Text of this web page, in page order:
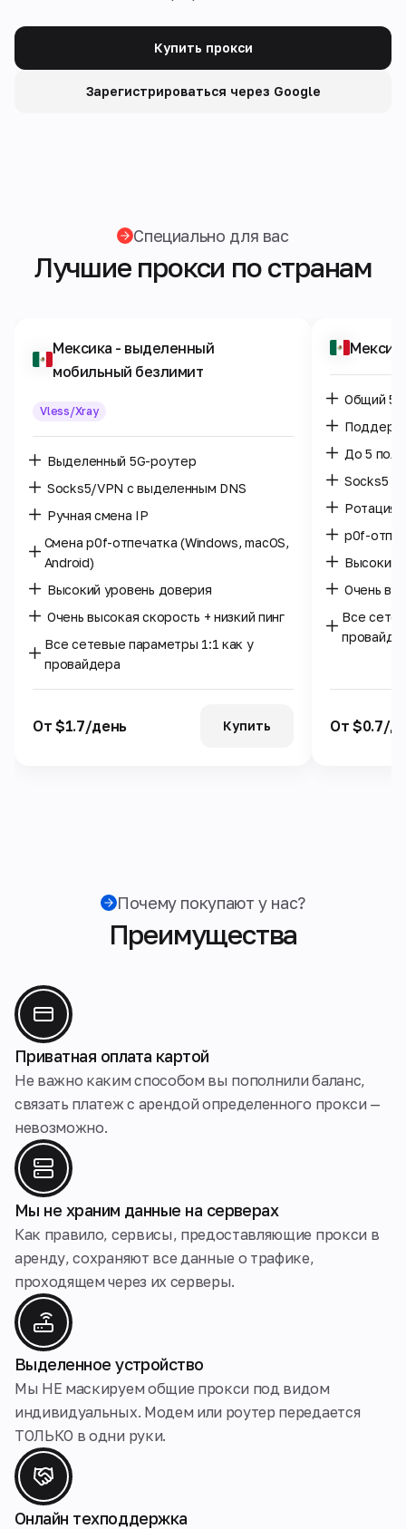
Купить прокси
Зарегистрироваться через Google
Специально для вас
Лучшие прокси по странам
Мексика - выделенный
мобильный безлимит
Vless/Xray
Выделенный 5G-роутер
Socks5/VPN с выделенным DNS
Ручная смена IP
Смена p0f-отпечатка (Windows, macOS,
Android)
Высокий уровень доверия
Очень высокая скорость + низкий пинг
Все сетевые параметры 1:1 как у
провайдера
От $1.7/день Купить
Общий
До 5
Socks5 /
Ротация
p0f-
Высокий
Очень
Все
От $0.7/
Почему покупают у нас?
Преимущества
Приватная оплата картой
Не важно каким способом вы пополнили баланс,
связать платеж с арендой определенного прокси —
невозможно.
Мы не храним данные на серверах
Как правило, сервисы, предоставляющие прокси в
аренду, сохраняют все данные о трафике,
проходящем через их серверы.
Выделенное устройство
Мы НЕ маскируем общие прокси под видом
индивидуальных. Модем или роутер передается
ТОЛЬКО в одни руки.
Онлайн техподдержка